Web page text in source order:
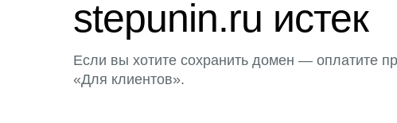
stepunin.ru истек
Если вы хотите сохранить домен — оплатите
«Для клиентов».